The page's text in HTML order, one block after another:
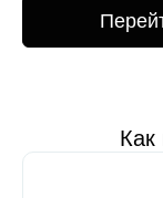
Как